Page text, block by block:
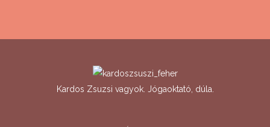
Kardos Zsuzsi vagyok. Jógaoktató, dúla.